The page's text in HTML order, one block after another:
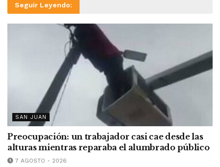
Seguir Leyendo:
SAN JUAN
Preocupación: un trabajador casi cae desde las
alturas mientras reparaba el alumbrado público
7 AGOSTO - 2026